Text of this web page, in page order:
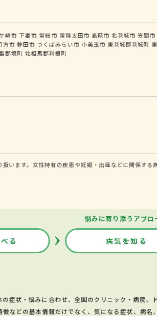
崎市 下妻市 常総市 常陸太田市 高萩市 北茨城市 笠間市
方市 鉾田市 つくばみらい市 小美玉市 東茨城郡茨城町
郡境町 北相馬郡利根町
います。女性特有の疾患や妊娠・出産などに関係する
悩みに寄り添うアプロ
る 病気を知る
症状・悩みに合わせ、全国のクリニック・病院、
などの基本情報だけでなく、気になる症状、病